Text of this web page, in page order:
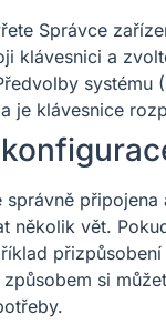
Správce
klávesnici a
systému
je klávesnice
správně
několik vět.
si